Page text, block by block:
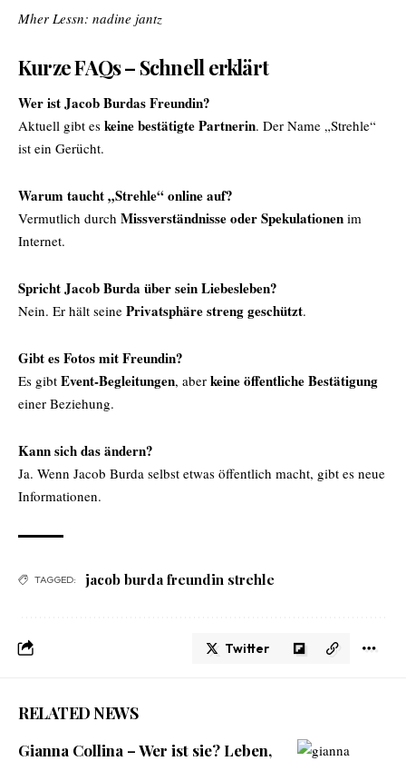
Mher Lessn: nadine jantz
Kurze FAQs – Schnell erklärt
Wer ist Jacob Burdas Freundin?
Aktuell gibt es keine bestätigte Partnerin. Der Name „Strehle“
ist ein Gerücht.
Warum taucht „Strehle“ online auf?
Vermutlich durch Missverständnisse oder Spekulationen im
Internet.
Spricht Jacob Burda über sein Liebesleben?
Nein. Er hält seine Privatsphäre streng geschützt.
Gibt es Fotos mit Freundin?
Es gibt Event-Begleitungen, aber keine öffentliche Bestätigung
einer Beziehung.
Kann sich das ändern?
Ja. Wenn Jacob Burda selbst etwas öffentlich macht, gibt es neue
Informationen.
TAGGED: jacob burda freundin strehle
Twitter
RELATED NEWS
Gianna Collina – Wer ist sie? Leben,